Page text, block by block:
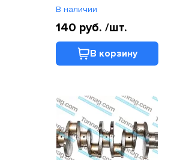
1051, 1061, 1089, 1108,
(4991835 )
В наличии
140 руб./шт.
В корзину